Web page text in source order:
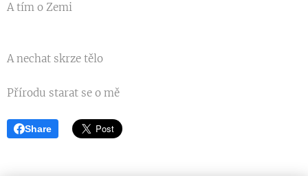
A tím o Zemi
A nechat skrze tělo
Přírodu starat se o mě
Share